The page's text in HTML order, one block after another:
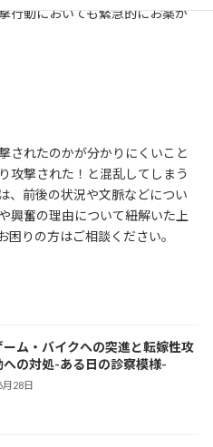
行動においても緊急的にお薬が
されたのかが分かりにくいこと
攻撃された！と混乱してしまう
、前後の状況や文脈などについ
興奮の理由について紐解いた上
困りの方はご相談ください。
ーム・バイクへの突進と転嫁性攻
への対処-ある日の診察模様-
月28日